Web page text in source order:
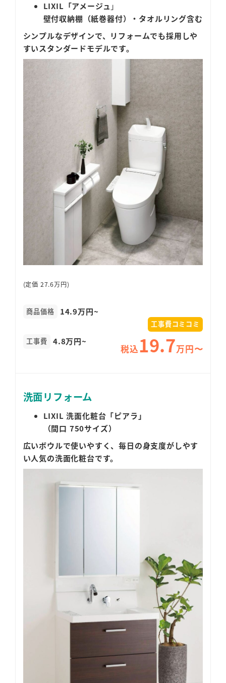
LIXIL 「アメージュ 」
壁付収納棚（紙巻器付）・タオルリング含む
シンプルなデザインで、リフォームでも採用しや
すいスタンダードモデルです。
(定価 27.6万円)
商品価格 14.9万円~
工事費 4.8万円~
工事費コミコミ
税込19.7万円〜
洗面リフォーム
LIXIL 洗面化粧台「ピアラ」
（間口 750サイズ）
広いボウルで使いやすく、毎日の身支度がしやす
い人気の洗面化粧台です。